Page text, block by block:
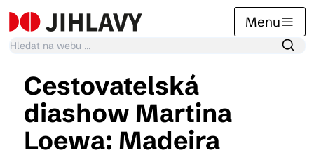
Menu
Kalendář akcí
Tradiční akce
Cestovatelská
diashow Martina
Loewa: Madeira